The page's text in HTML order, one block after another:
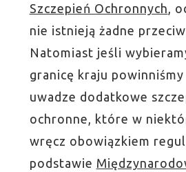
Szczepień Ochronnych ,
nie istnieją żadne
Natomiast jeśli
granicę kraju powinniśmy
uwadze dodatkowe
ochronne, które w
wręcz obowiązkiem
podstawie